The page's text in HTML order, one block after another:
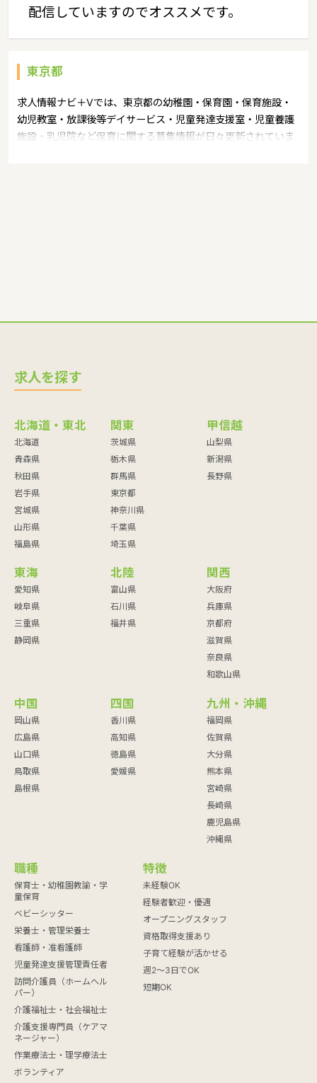
配信していますのでオススメです。
東京都
求人情報ナビ＋Vでは、東京都の幼稚園・保育園・保育施設・
幼児教室・放課後等デイサービス・児童発達支援室・児童養護
施設・乳児院など保育に関する募集情報が日々更新されていま
求人を探す
北海道・東北
北海道
青森県
秋田県
岩手県
宮城県
山形県
福島県
関東
茨城県
栃木県
群馬県
東京都
神奈川県
千葉県
埼玉県
甲信越
山梨県
新潟県
長野県
東海
愛知県
岐阜県
三重県
静岡県
北陸
富山県
石川県
福井県
関西
大阪府
兵庫県
京都府
滋賀県
奈良県
和歌山県
中国
岡山県
広島県
山口県
鳥取県
島根県
四国
香川県
高知県
徳島県
愛媛県
九州・沖縄
福岡県
佐賀県
大分県
熊本県
宮崎県
長崎県
鹿児島県
沖縄県
職種
保育士・幼稚園教諭・学
童保育
ベビーシッター
栄養士・管理栄養士
看護師・准看護師
児童発達支援管理責任者
訪問介護員（ホームヘル
パー）
介護福祉士・社会福祉士
介護支援専門員（ケアマ
ネージャー）
作業療法士・理学療法士
ボランティア
特徴
未経験OK
経験者歓迎・優遇
オープニングスタッフ
資格取得支援あり
子育て経験が活かせる
週2～3日でOK
短期OK